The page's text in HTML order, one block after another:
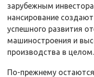
зарубежным
нансирование
успешного развития
машиностроения и
производства в целом.
По-прежнему